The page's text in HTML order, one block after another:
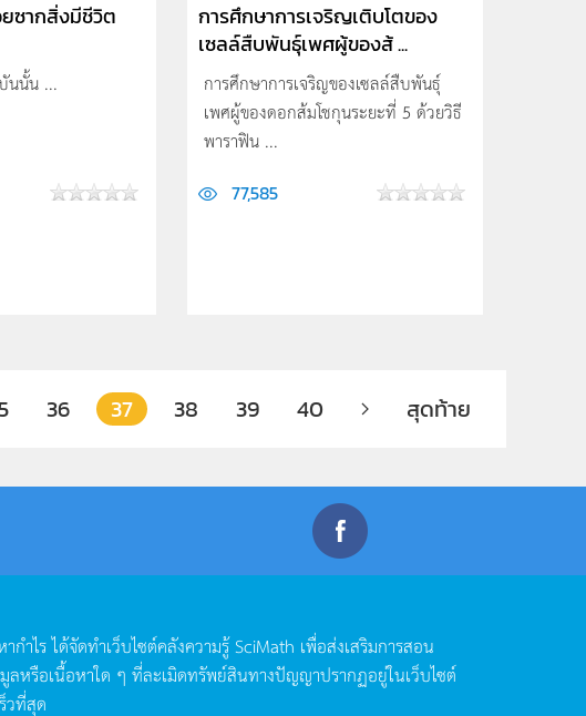
ซากสิ่งมีชีวิต
นนั้น ...
การศึกษาการเจริญเติบโตของ
เซลล์สืบพันธุ์เพศผู้ของส้ ...
การศึกษาการเจริญของเซลล์สืบพันธุ์
เพศผู้ของดอกส้มโชกุนระยะที่ 5 ด้วยวิธี
พาราฟิน ...
77,585
36 37 38 39 40 สุดท้าย
กำไรได้จัดทำเว็บไซต์คลังความรู้SciMath เพื่อส่งเสริมการสอน
หรือเนื้อหาใด ๆ ที่ละเมิดทรัพย์สินทางปัญญาปรากฏอยู่ในเว็บไซต์
วที่สุด